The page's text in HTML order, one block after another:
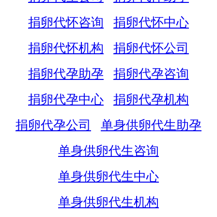
捐卵代怀咨询
捐卵代怀中心
捐卵代怀机构
捐卵代怀公司
捐卵代孕助孕
捐卵代孕咨询
捐卵代孕中心
捐卵代孕机构
捐卵代孕公司
单身供卵代生助孕
单身供卵代生咨询
单身供卵代生中心
单身供卵代生机构